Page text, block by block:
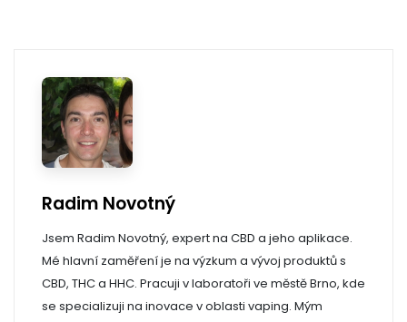
Radim Novotný
Jsem Radim Novotný, expert na CBD a jeho aplikace.
Mé hlavní zaměření je na výzkum a vývoj produktů s
CBD, THC a HHC. Pracuji v laboratoři ve městě Brno, kde
se specializuji na inovace v oblasti vaping. Mým